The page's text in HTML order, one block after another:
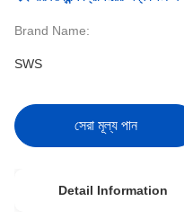
Brand Name:
SWS
সেরা মূল্য পান
Detail Information